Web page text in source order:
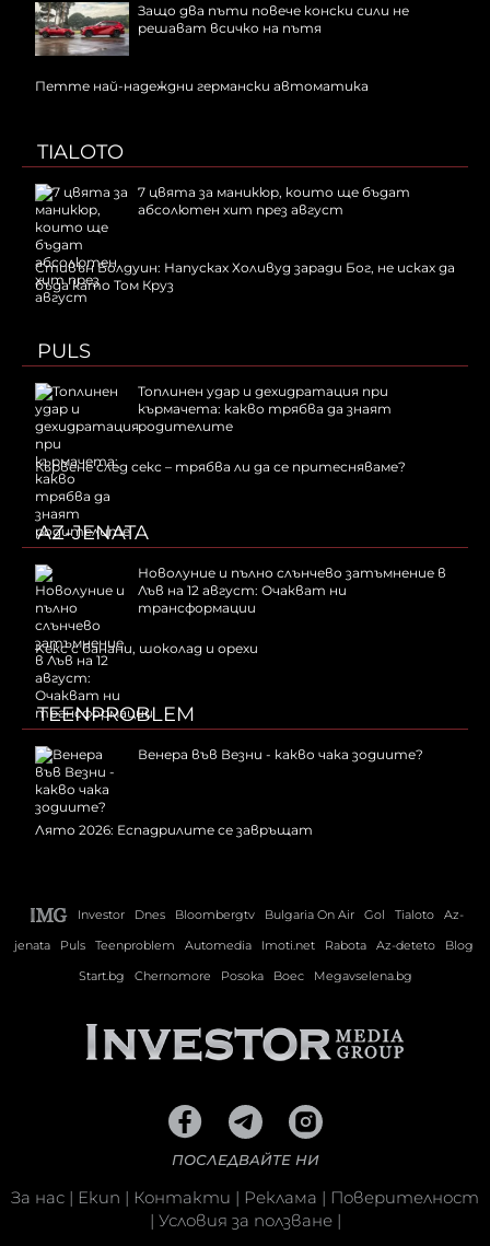
Защо два пъти повече конски сили не
решават всичко на пътя
Петте най-надеждни германски автоматика
TIALOTO
7 цвята за маникюр, които ще бъдат
абсолютен хит през август
Стивън Болдуин: Напусках Холивуд заради Бог, не исках да
бъда като Том Круз
PULS
Топлинен удар и дехидратация при
кърмачета: какво трябва да знаят
родителите
Кървене след секс – трябва ли да се притесняваме?
AZ-JENATA
Новолуние и пълно слънчево затъмнение в
Лъв на 12 август: Очакват ни
трансформации
Kекс с банани, шоколад и орехи
TEENPROBLEM
Венера във Везни - какво чака зодиите?
Лято 2026: Еспадрилите се завръщат
Investor Dnes Bloombergtv Bulgaria On Air Gol Tialoto
Az-
jenata
Puls Teenproblem Automedia Imoti.net Rabota Az-deteto
Blog
Start.bg
Chernomore Posoka Boec Megavselena.bg
ПОСЛЕДВАЙТЕ НИ
За нас | Екип | Контакти | Реклама | Поверителност
| Условия за ползване|